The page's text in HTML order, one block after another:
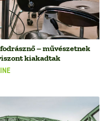
– művészetnek
kiakadtak